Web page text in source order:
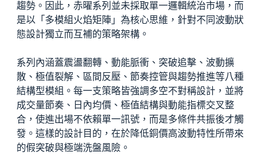
趨勢。因此，赤曜系列並未採取單一邏輯統治市場，而
是以「多模組火焰矩陣」為核心思維，針對不同波動狀
態設計獨立而互補的策略架構。
系列內涵蓋震盪翻轉、動能脈衝、突破追擊、波動擴
散、極值裂解、區間反壓、節奏控管與趨勢推進等八種
結構型模組。每一支策略皆強調多空不對稱設計，並將
成交量節奏、日內均價、極值結構與動能指標交叉整
合，使進出場不依賴單一訊號，而是多條件共振後才觸
發。這樣的設計目的，在於降低銅價高波動特性所帶來
的假突破與極端洗盤風險。